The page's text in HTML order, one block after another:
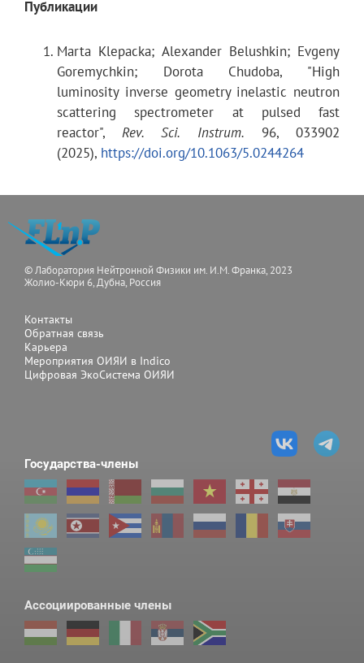
Публикации
Marta Klepacka; Alexander Belushkin; Evgeny
Goremychkin;
Dorota Chudoba, "High
luminosity inverse geometry inelastic neutron
scattering spectrometer at pulsed fast
reactor",Rev. Sci. Instrum. 96, 033902
(2025), https://doi.org/10.1063/5.0244264
© Лаборатория Нейтронной Физики им. И.М. Франка, 2023
Жолио-Кюри 6, Дубна, Россия
Контакты
Обратная связь
Карьера
Мероприятия ОИЯИ в Indico
Цифровая ЭкоСистема ОИЯИ
Государства-члены
Ассоциированные члены